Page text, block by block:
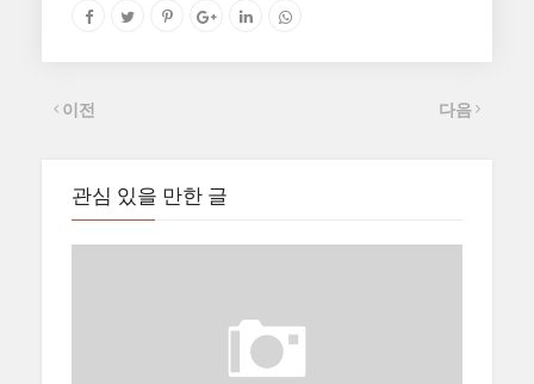
다음
이전
관심 있을 만한 글